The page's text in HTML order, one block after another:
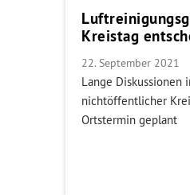
Kreistag
22. September 2021
Lange Diskussionen
nichtöffentlicher
Ortstermin geplant